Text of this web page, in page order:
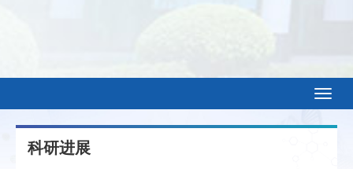
科研进展